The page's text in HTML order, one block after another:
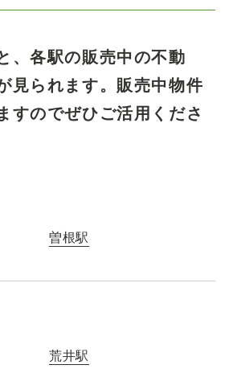
、各駅の販売中の不動
見られます。 販売中物件
すのでぜひご活用くださ
曽根駅
荒井駅